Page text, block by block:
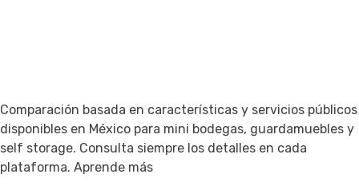
Comparación basada en características y servicios públicos
disponibles en México para mini bodegas, guardamuebles y
self storage. Consulta siempre los detalles en cada
plataforma. Aprende más